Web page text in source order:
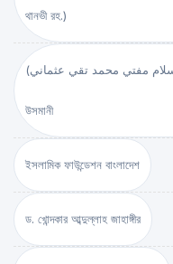
থানভী রহ.)
(شيخ الاسلام مفتي محمد تقي عثماني) শাইখুল ইসলাম মুফতী মুহাম্মদ তাকী
উসমানী
ইসলামিক ফাউন্ডেশন বাংলাদেশ
ড. খোন্দকার আব্দুল্লাহ জাহাঙ্গীর